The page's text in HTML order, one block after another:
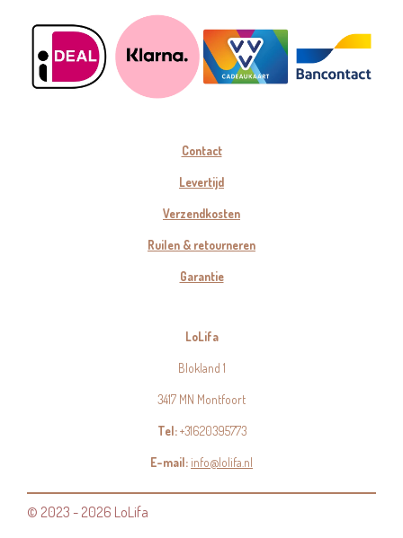
Contact
Levertijd
Verzendkosten
Ruilen & retourneren
Garantie
LoLifa
Blokland 1
3417 MN Montfoort
Tel:+31620395773
E-mail:info@lolifa.nl
© 2023 - 2026 LoLifa